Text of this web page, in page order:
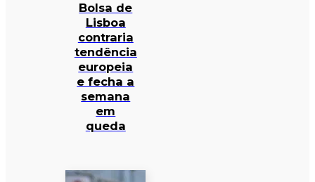
Bolsa de
Lisboa
contraria
tendência
europeia
e fecha a
semana
em
queda